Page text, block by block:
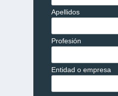
Apellidos
Profesión
Entidad o empresa